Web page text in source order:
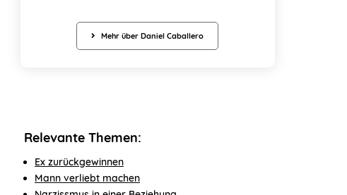
Mehr über Daniel Caballero
Relevante Themen:
Ex zurückgewinnen
Mann verliebt machen